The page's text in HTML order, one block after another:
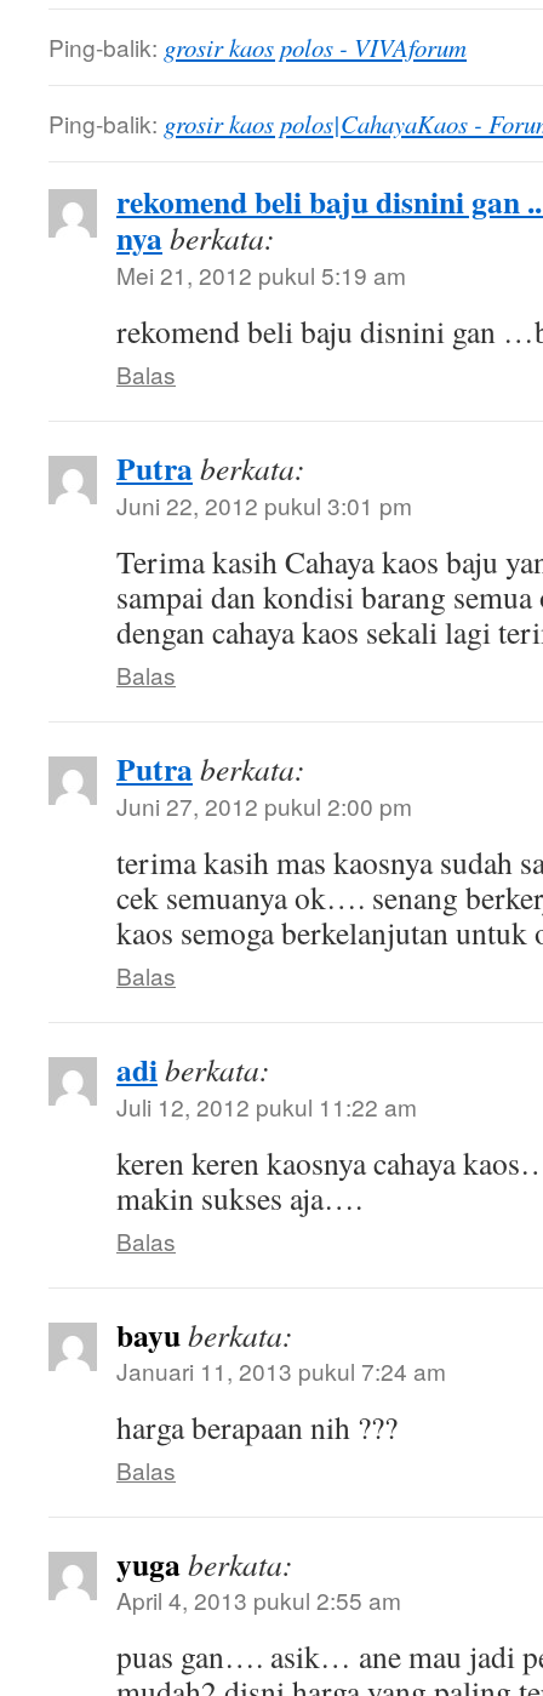
Ping-balik: grosir kaos polos - VIVAforum
Ping-balik: grosir kaos polos|CahayaKaos -
rekomend beli baju disnini gan
nyaberkata:
Mei 21, 2012 pukul 5:19 am
rekomend beli baju disnini gan
Balas
Putraberkata:
Juni 22, 2012 pukul 3:01 pm
Terima kasih Cahaya kaos baju
sampai dan kondisi barang
dengan cahaya kaos sekali lagi
Balas
Putraberkata:
Juni 27, 2012 pukul 2:00 pm
terima kasih mas kaosnya sudah
cek semuanya ok…. senang
kaos semoga berkelanjutan untuk
Balas
adiberkata:
Juli 12, 2012 pukul 11:22 am
keren keren kaosnya cahaya
makin sukses aja….
Balas
bayuberkata:
Januari 11, 2013 pukul 7:24 am
harga berapaan nih ???
Balas
yugaberkata:
April 4, 2013 pukul 2:55 am
puas gan…. asik… ane mau jadi